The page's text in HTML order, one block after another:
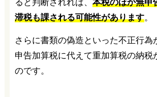
ると判断されれば、 本税のほか無申
滞税も課される可能性があります。
さらに書類の偽造といった不正行為
申告加算税に代えて重加算税の納税
のです。